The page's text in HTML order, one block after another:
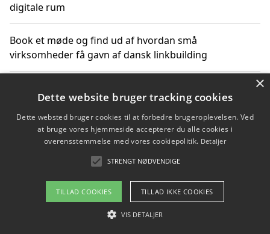
digitale rum
Book et møde og find ud af hvordan små
virksomheder få gavn af dansk linkbuilding
får du indgår et samarbejde
Hold et møde med en WordPress ekspert og vælg den
mest professionelle til at vedligeholde din løsning
Copyright 2026 - Pilanto Aps
Om / kontakt
×
Dette website bruger tracking cookies
Dette websted bruger cookies til at forbedre brugeroplevelsen. Ved
at bruge vores hjemmeside accepterer du alle cookies i
overensstemmelse med vores cookiepolitik. Detaljer
STRENGT NØDVENDIGE
TILLAD COOKIES TILLAD IKKE COOKIES
VIS DETALJER